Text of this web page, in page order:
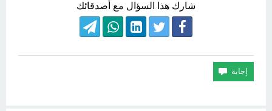
شارك هذا السؤال مع أصدقائك